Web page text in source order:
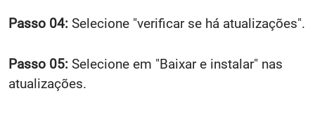
Passo 04: Selecione "verificar se há atualizações".
Passo 05: Selecione em "Baixar e instalar" nas
atualizações.